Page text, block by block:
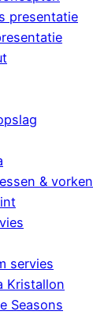
presentatie
& vorken
servies
Kristallon
Seasons